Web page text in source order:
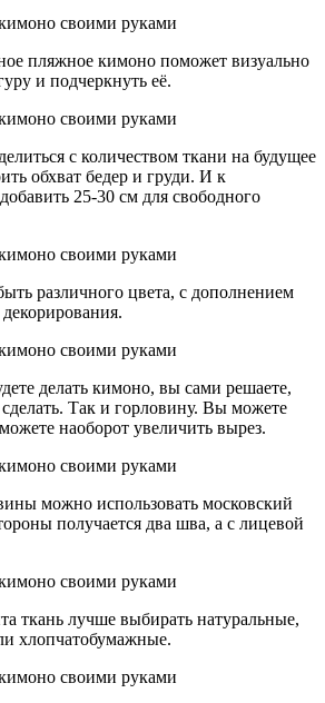
пляжное кимоно поможет визуально
и подчеркнуть её.
с количеством ткани на будущее
обхват бедер и груди. И к
25-30 см для свободного
различного цвета, с дополнением
делать кимоно, вы сами решаете,
Так и горловину. Вы можете
наоборот увеличить вырез.
можно использовать московский
получается два шва, а с лицевой
ткань лучше выбирать натуральные,
хлопчатобумажные.